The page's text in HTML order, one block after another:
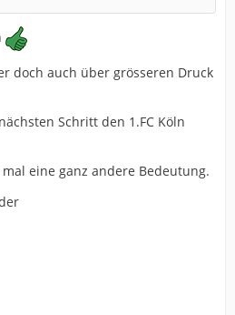
doch auch über grösseren Druck
Schritt den 1.FC Köln
eine ganz andere Bedeutung.